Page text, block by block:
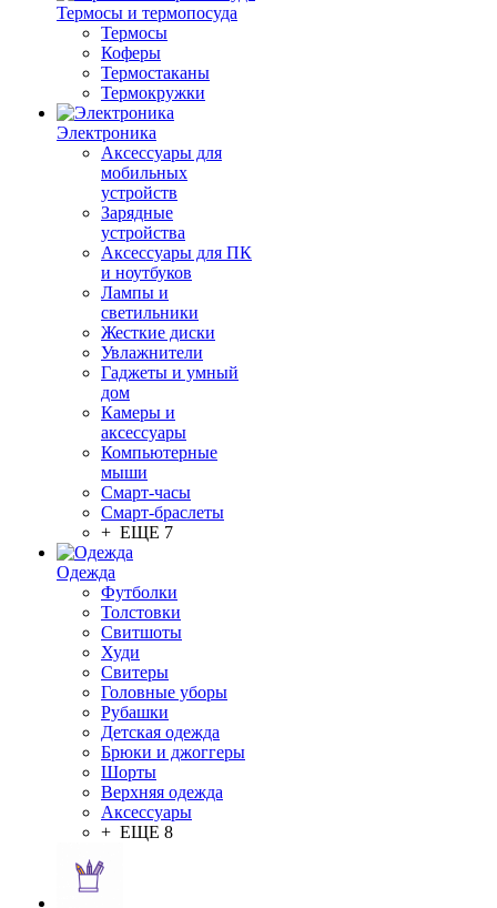
Термосы и термопосуда
Термосы
Коферы
Термостаканы
Термокружки
Электроника
Аксессуары для
мобильных
устройств
Зарядные
устройства
Аксессуары для ПК
и ноутбуков
Лампы и
светильники
Жесткие диски
Увлажнители
Гаджеты и умный
дом
Камеры и
аксессуары
Компьютерные
мыши
Смарт-часы
Смарт-браслеты
+ ЕЩЕ 7
Одежда
Футболки
Толстовки
Свитшоты
Худи
Свитеры
Головные уборы
Рубашки
Детская одежда
Брюки и джоггеры
Шорты
Верхняя одежда
Аксессуары
+ ЕЩЕ 8